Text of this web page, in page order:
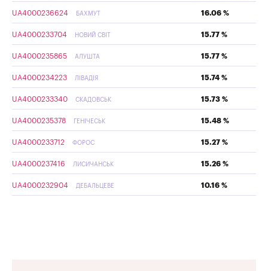
UA4000236624 БАХМУТ 16.06 %
UA4000233704 НОВИЙ СВІТ 15.77 %
UA4000235865 АЛУШТА 15.77 %
UA4000234223 ЛІВАДІЯ 15.74 %
UA4000233340 СКАДОВСЬК 15.73 %
UA4000235378 ГЕНІЧЕСЬК 15.48 %
UA4000233712 ФОРОС 15.27 %
UA4000237416 ЛИСИЧАНСЬК 15.26 %
UA4000232904 ДЕБАЛЬЦЕВЕ 10.16 %